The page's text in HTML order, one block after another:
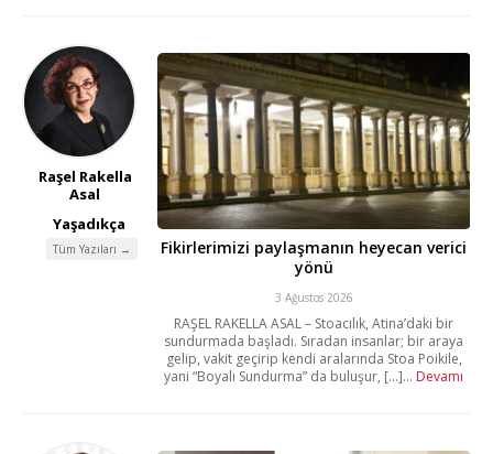
Raşel Rakella
Asal
Yaşadıkça
Tüm Yazıları →
Fikirlerimizi paylaşmanın heyecan verici
yönü
3 Ağustos 2026
RAŞEL RAKELLA ASAL – Stoacılık, Atina’daki bir
sundurmada başladı. Sıradan insanlar; bir araya
gelip, vakit geçirip kendi aralarında Stoa Poikile,
yani “Boyalı Sundurma” da buluşur, [...]... Devamı